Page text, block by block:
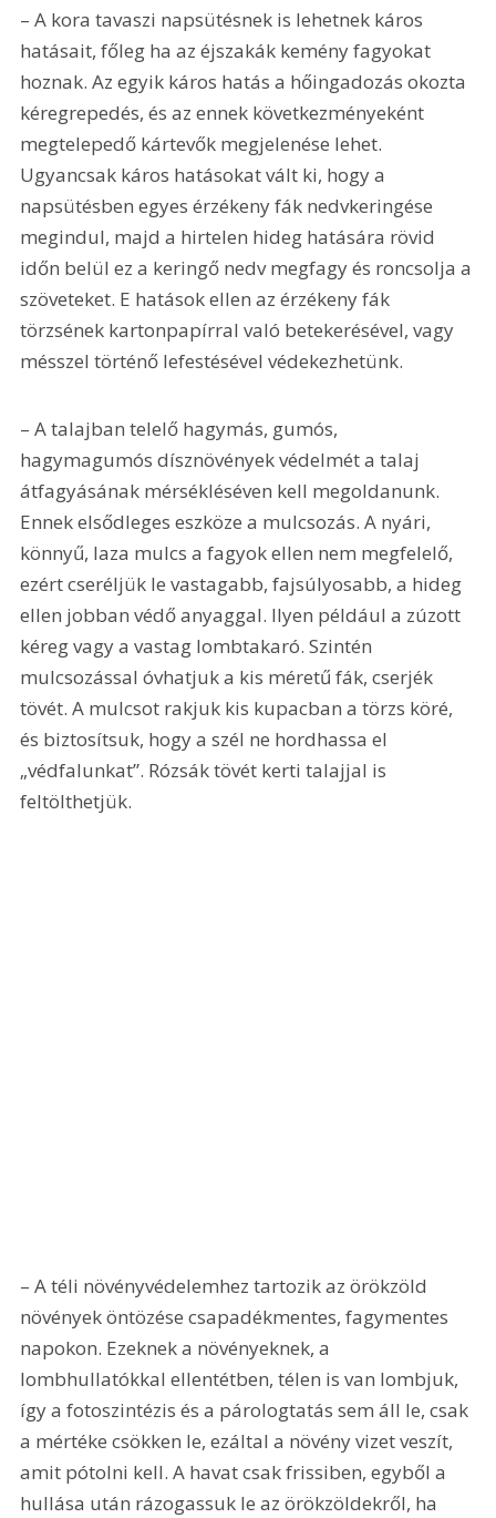
– A kora tavaszi napsütésnek is lehetnek káros
hatásait, főleg ha az éjszakák kemény fagyokat
hoznak. Az egyik káros hatás a hőingadozás okozta
kéregrepedés, és az ennek következményeként
megtelepedő kártevők megjelenése lehet.
Ugyancsak káros hatásokat vált ki, hogy a
napsütésben egyes érzékeny fák nedvkeringése
megindul, majd a hirtelen hideg hatására rövid
időn belül ez a keringő nedv megfagy és roncsolja a
szöveteket. E hatások ellen az érzékeny fák
törzsének kartonpapírral való betekerésével, vagy
mésszel történő lefestésével védekezhetünk.
– A talajban telelő hagymás, gumós,
hagymagumós dísznövények védelmét a talaj
átfagyásának mérsékléséven kell megoldanunk.
Ennek elsődleges eszköze a mulcsozás. A nyári,
könnyű, laza mulcs a fagyok ellen nem megfelelő,
ezért cseréljük le vastagabb, fajsúlyosabb, a hideg
ellen jobban védő anyaggal. Ilyen például a zúzott
kéreg vagy a vastag lombtakaró. Szintén
mulcsozással óvhatjuk a kis méretű fák, cserjék
tövét. A mulcsot rakjuk kis kupacban a törzs köré,
és biztosítsuk, hogy a szél ne hordhassa el
„védfalunkat”. Rózsák tövét kerti talajjal is
feltölthetjük.
– A téli növényvédelemhez tartozik az örökzöld
növények öntözése csapadékmentes, fagymentes
napokon. Ezeknek a növényeknek, a
lombhullatókkal ellentétben, télen is van lombjuk,
így a fotoszintézis és a párologtatás sem áll le, csak
a mértéke csökken le, ezáltal a növény vizet veszít,
amit pótolni kell. A havat csak frissiben, egyből a
hullása után rázogassuk le az örökzöldekről, ha